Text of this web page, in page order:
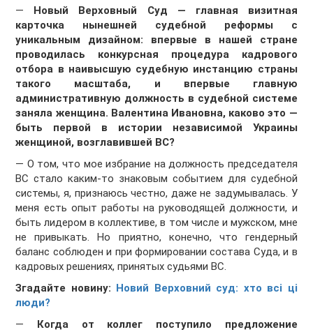
— Новый Верховный Суд — главная визитная
карточка нынешней судебной реформы с
уникальным дизайном: впервые в нашей стране
проводилась конкурсная процедура кадрового
отбора в наивысшую судебную инстанцию страны
такого масштаба, и впервые главную
административную должность в судебной системе
заняла женщина. Валентина Ивановна, каково это —
быть первой в истории независимой Украины
женщиной, возглавившей ВС?
— О том, что мое избрание на должность председателя
ВС стало каким-то знаковым событием для судебной
системы, я, признаюсь честно, даже не задумывалась. У
меня есть опыт работы на руководящей должности, и
быть лидером в коллективе, в том числе и мужском, мне
не привыкать. Но приятно, конечно, что гендерный
баланс соблюден и при формировании состава Суда, и в
кадровых решениях, принятых судьями ВС.
Згадайте новину: Новий Верховний суд: хто всі ці
люди?
— Когда от коллег поступило предложение